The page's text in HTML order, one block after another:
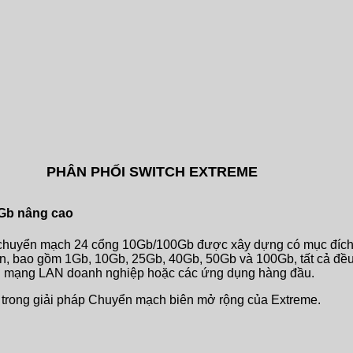
PHÂN PHỐI SWITCH EXTREME
nâng cao
mạch 24 cổng 10Gb/100Gb được xây dựng có mục
bao gồm 1Gb, 10Gb, 25Gb, 40Gb, 50Gb và 100Gb, tất cả
LAN doanh nghiệp hoặc các ứng dụng hàng đầu.
giải pháp Chuyển mạch biên mở rộng của Extreme.